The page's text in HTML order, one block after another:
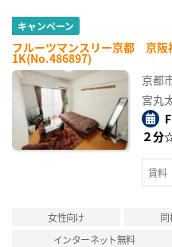
キャンペーン
フルーツマンスリー京都 京阪
1K(No.486897)
京都
宮丸
２分
賃料
女性向け 同
インターネット無料